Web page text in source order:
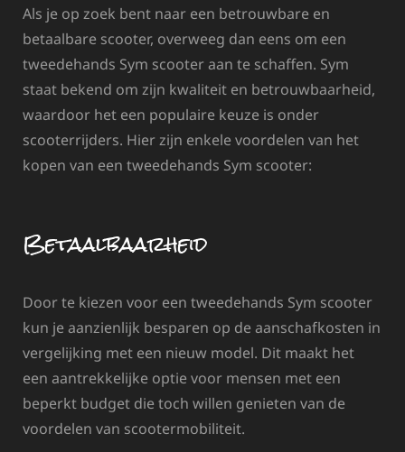
Als je op zoek bent naar een betrouwbare en
betaalbare scooter, overweeg dan eens om een
tweedehands Sym scooter aan te schaffen. Sym
staat bekend om zijn kwaliteit en betrouwbaarheid,
waardoor het een populaire keuze is onder
scooterrijders. Hier zijn enkele voordelen van het
kopen van een tweedehands Sym scooter:
Betaalbaarheid
Door te kiezen voor een tweedehands Sym scooter
kun je aanzienlijk besparen op de aanschafkosten in
vergelijking met een nieuw model. Dit maakt het
een aantrekkelijke optie voor mensen met een
beperkt budget die toch willen genieten van de
voordelen van scootermobiliteit.